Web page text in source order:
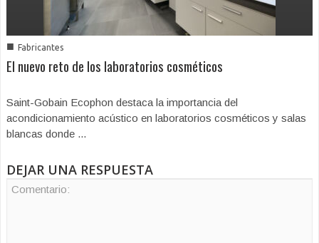
■ Fabricantes
El nuevo reto de los laboratorios cosméticos
Saint-Gobain Ecophon destaca la importancia del
acondicionamiento acústico en laboratorios cosméticos y salas
blancas donde ...
DEJAR UNA RESPUESTA